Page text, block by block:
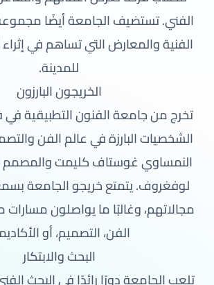
الفني. تستضيف الجامعة أيضًا
الفنية والمعارض التي تساهم في إثراء
للمدينة.
الخريجون البارزون
تخرج من جامعة الفنون التطبيقية في
الشخصيات البارزة في عالم الفن
النمساوي غوستاف كليمت والمصمم
لوفغروف. يتمتع خريجو الجامعة
مجالاتهم، وغالبًا ما يواصلون
الفن، التصميم، أو
البحث والابتكار
تلعب الجامعة دورًا رائدًا في البحث